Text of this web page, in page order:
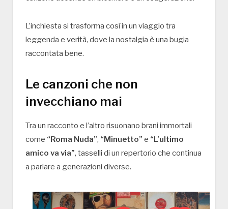
L’inchiesta si trasforma così in un viaggio tra
leggenda e verità, dove la nostalgia è una bugia
raccontata bene.
Le canzoni che non
invecchiano mai
Tra un racconto e l’altro risuonano brani immortali
come “Roma Nuda”, “Minuetto” e “L’ultimo
amico va via”, tasselli di un repertorio che continua
a parlare a generazioni diverse.